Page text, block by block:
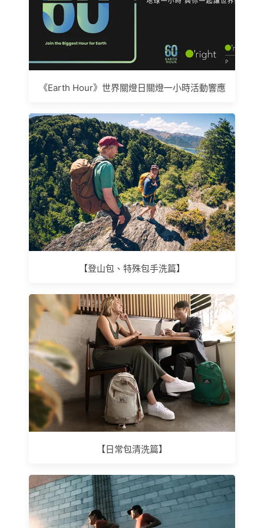
《Earth Hour》世界關燈日關燈一小時活動響應
【登山包、特殊包手洗篇】
【日常包清洗篇】